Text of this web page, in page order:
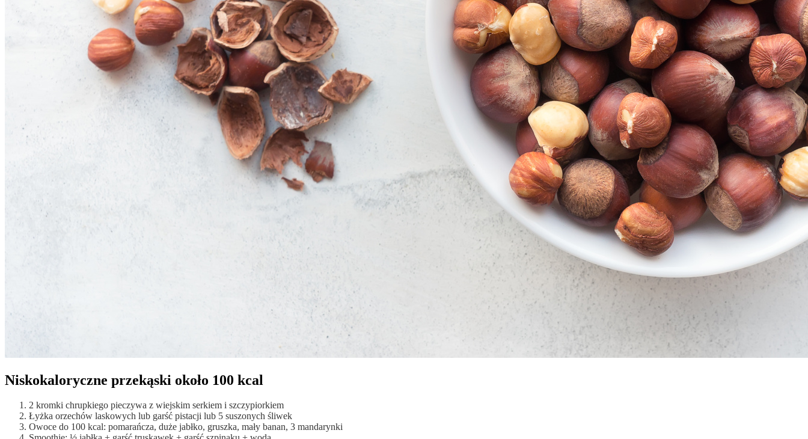
Niskokaloryczne przekąski około 100 kcal
2 kromki chrupkiego pieczywa z wiejskim serkiem i szczypiorkiem
Łyżka orzechów laskowych lub garść pistacji lub 5 suszonych śliwek
Owoce do 100 kcal: pomarańcza, duże jabłko, gruszka, mały banan, 3 mandarynki